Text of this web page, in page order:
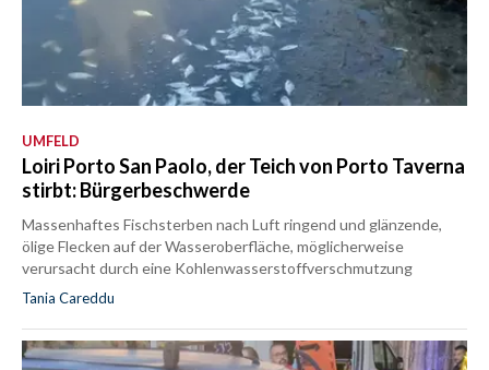
UMFELD
Loiri Porto San Paolo, der Teich von Porto Taverna
stirbt: Bürgerbeschwerde
Massenhaftes Fischsterben nach Luft ringend und glänzende,
ölige Flecken auf der Wasseroberfläche, möglicherweise
verursacht durch eine Kohlenwasserstoffverschmutzung
Tania Careddu